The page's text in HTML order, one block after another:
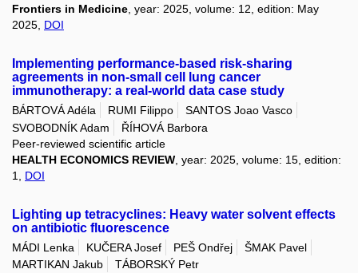
Frontiers in Medicine , year: 2025, volume: 12, edition: May
2025, DOI
Implementing performance-based risk-sharing
agreements in non-small cell lung cancer
immunotherapy: a real-world data case study
BÁRTOVÁ Adéla RUMI Filippo
SANTOS Joao Vasco
SVOBODNÍK Adam
ŘÍHOVÁ Barbora
Peer-reviewed scientific article
HEALTH ECONOMICS REVIEW , year: 2025, volume: 15, edition:
1, DOI
Lighting up tetracyclines: Heavy water solvent effects
on antibiotic fluorescence
MÁDI Lenka KUČERA Josef PEŠ Ondřej
ŠMAK Pavel
MARTIKAN Jakub
TÁBORSKÝ Petr